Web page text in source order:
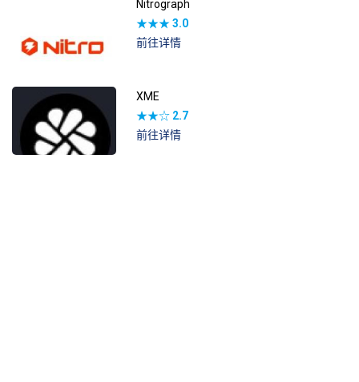
Nitrograph
★★★3.0
前往详情
XME
★★☆ 2.7
前往详情